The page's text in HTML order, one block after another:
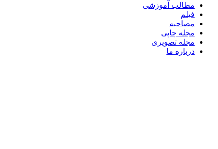
مطالب آموزشی
فیلم
مصاحبه
مجله چاپی
مجله تصویری
درباره ما